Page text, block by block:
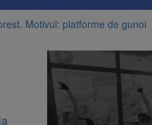
Motivul: platforme de gunoi
1 milion de lei și termen de trei
Avantgarden. Contractul a